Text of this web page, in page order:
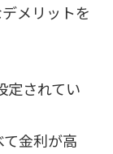
メリットを
定されてい
金利が高